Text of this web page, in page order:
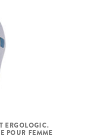
ERGOLOGIC.
POUR FEMME